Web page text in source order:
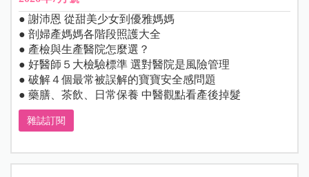
● 謝沛恩 從甜美少女到優雅媽媽
● 剖婦產媽媽各階段照護大全
● 產檢與生產醫院怎麼選？
● 好醫師５大檢驗標準 選對醫院是風險管理
● 破解４個最常被誤解的寶寶安全感問題
● 藥膳、茶飲、日常保養 中醫觀點看產後掉髮
雜誌訂閱